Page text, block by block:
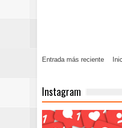
Entrada más reciente
Instagram